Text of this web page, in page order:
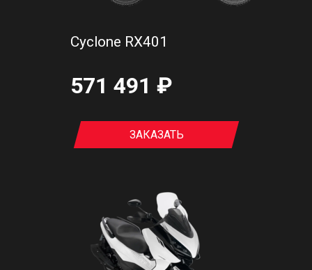
Cyclone RX401
571 491 ₽
ЗАКАЗАТЬ